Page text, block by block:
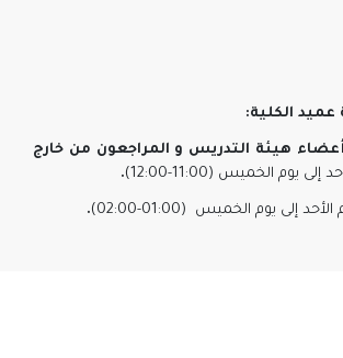
الكلية:
هيئة التدريس و المراجعون من خارج
إلى يوم الخميس (11:00-12:00)
.
الأحد إلى يوم الخميس (01:00-02:00)
.